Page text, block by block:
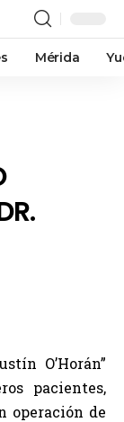
Mérida
O’Horán”
pacientes,
operación de